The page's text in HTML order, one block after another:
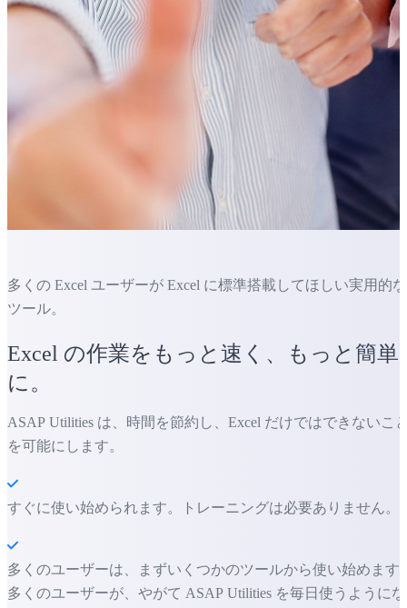
多くの Excel ユーザーが Excel に標準搭載してほしい実用的な
ツール。
Excel の作業をもっと速く、もっと簡単
に。
ASAP Utilities は、時間を節約し、Excel だけではできないこ
を可能にします。
すぐに使い始められます。トレーニングは必要ありません。
多くのユーザーは、まずいくつかのツールから使い始めます
多くのユーザーが、やがて ASAP Utilities を毎日使うようにな